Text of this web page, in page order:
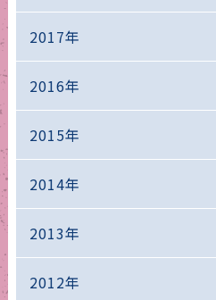
2017年
2016年
2015年
2014年
2013年
2012年